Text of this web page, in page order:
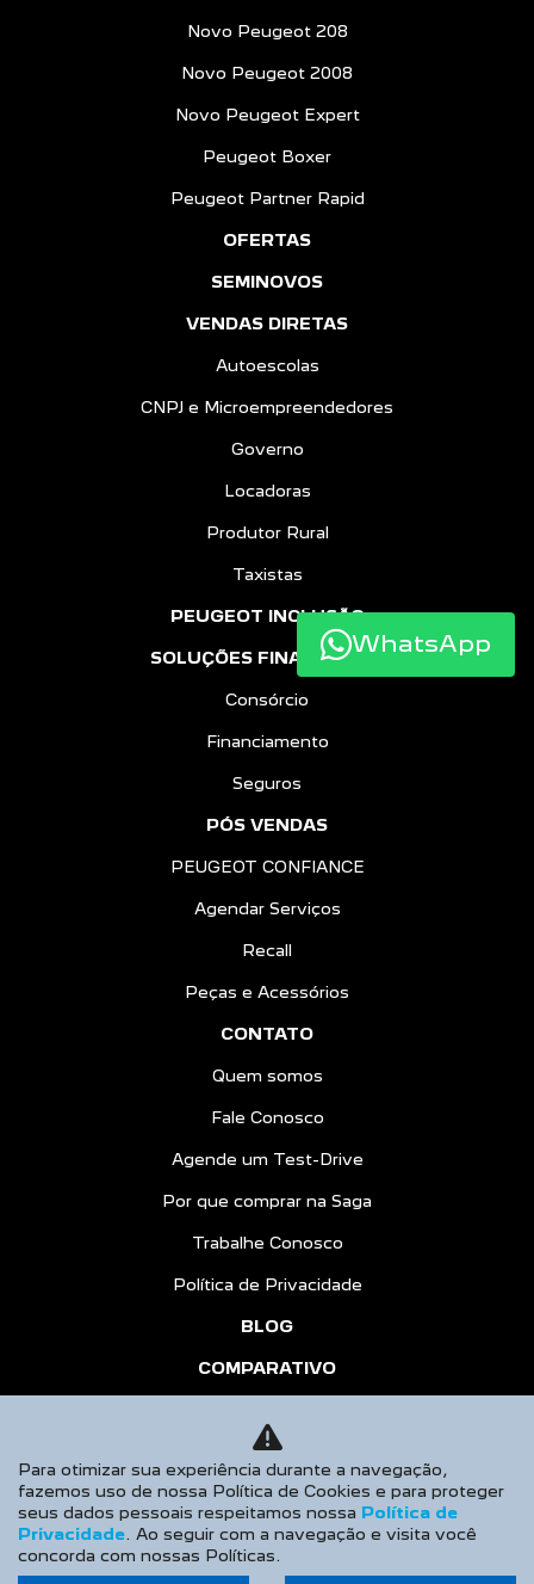
Novo Peugeot 208
Novo Peugeot 2008
Novo Peugeot Expert
Peugeot Boxer
Peugeot Partner Rapid
OFERTAS
SEMINOVOS
VENDAS DIRETAS
Autoescolas
CNPJ e Microempreendedores
Governo
Locadoras
Produtor Rural
Taxistas
PEUGEOT INCLUSÃO
SOLUÇÕES FINANCEIRAS
Consórcio
Financiamento
Seguros
PÓS VENDAS
PEUGEOT CONFIANCE
Agendar Serviços
Recall
Peças e Acessórios
CONTATO
Quem somos
Fale Conosco
Agende um Test-Drive
Por que comprar na Saga
Trabalhe Conosco
Política de Privacidade
BLOG
COMPARATIVO
AGENDE UM TEST DRIVE
Desacelere. Seu bem maior é a vida.
WhatsApp
Para otimizar sua experiência durante a navegação,
fazemos uso de nossa Política de Cookies e para proteger
seus dados pessoais respeitamos nossa Política de
Privacidade. Ao seguir com a navegação e visita você
concorda com nossas Políticas.